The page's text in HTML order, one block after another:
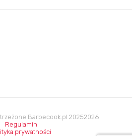
Barbecook.pl 20252026
Regulamin
prywatności